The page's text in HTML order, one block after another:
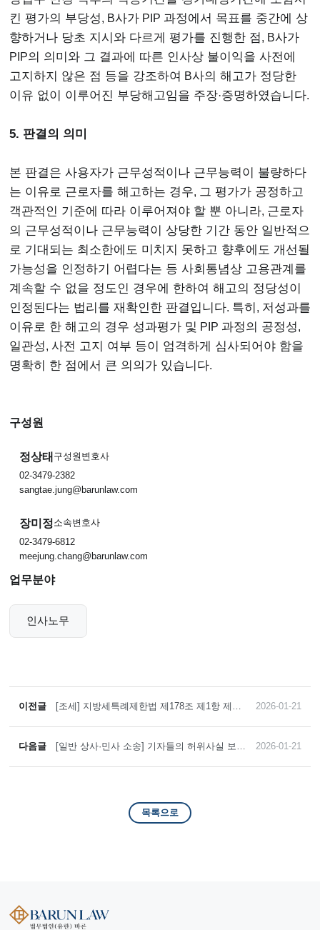
킨 평가의 부당성, B사가 PIP 과정에서 목표를 중간에 상
향하거나 당초 지시와 다르게 평가를 진행한 점, B사가
PIP의 의미와 그 결과에 따른 인사상 불이익을 사전에
고지하지 않은 점 등을 강조하여 B사의 해고가 정당한
이유 없이 이루어진 부당해고임을 주장·증명하였습니다.
5. 판결의 의미
본 판결은 사용자가 근무성적이나 근무능력이 불량하다
는 이유로 근로자를 해고하는 경우, 그 평가가 공정하고
객관적인 기준에 따라 이루어져야 할 뿐 아니라, 근로자
의 근무성적이나 근무능력이 상당한 기간 동안 일반적으
로 기대되는 최소한에도 미치지 못하고 향후에도 개선될
가능성을 인정하기 어렵다는 등 사회통념상 고용관계를
계속할 수 없을 정도인 경우에 한하여 해고의 정당성이
인정된다는 법리를 재확인한 판결입니다. 특히 , 저성과를
이유로 한 해고의 경우 성과평가 및 PIP 과정의 공정성,
일관성, 사전 고지 여부 등이 엄격하게 심사되어야 함을
명확히 한 점에서 큰 의의가 있습니다.
구성원
정상태 구성원변호사
02-3479-2382
sangtae.jung@barunlaw.com
장미정소속변호사
02-3479-6812
meejung.chang@barunlaw.com
업무분야
인사노무
이전글
[조세] 지방세특례제한법 제178조 제1항 제1
조성사업 시행자에 대한 감면 취득세 등을 추
징하는 과세처분의 취소를 이끈 사례
2026-01-21
다음글
[일반 상사·민사 소송] 기자들의 허위사실 보도
상청구 인용판결을 이끌어낸 사례
2026-01-21
목록으로